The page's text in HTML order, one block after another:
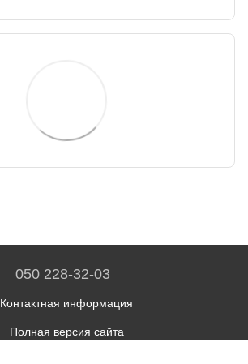
050 228-32-03
Контактная информация
Полная версия сайта